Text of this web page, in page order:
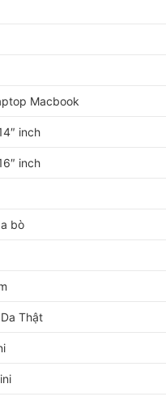
Macbook
inch
inch
bò
Thật